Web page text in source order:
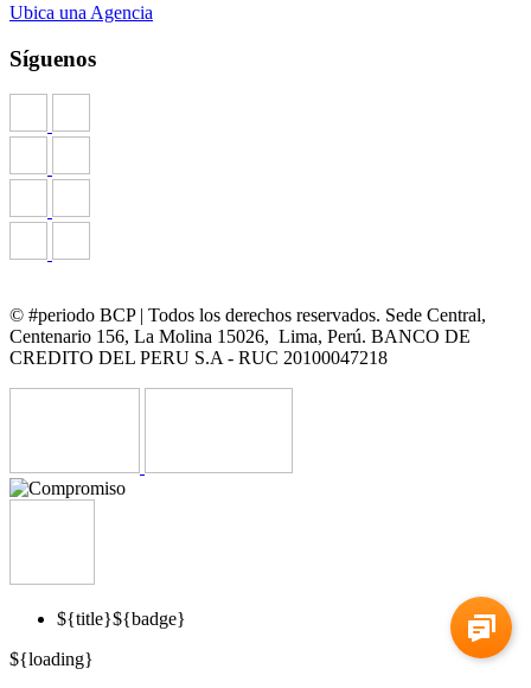
Ubica una Agencia
Síguenos
© #periodo BCP | Todos los derechos reservados. Sede Central,
Centenario 156, La Molina 15026, Lima, Perú. BANCO DE
CREDITO DEL PERU S.A - RUC 20100047218
${title}${badge}
${loading}